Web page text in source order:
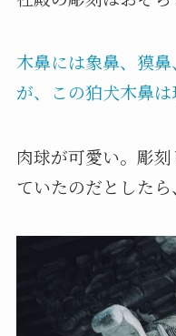
木鼻には象鼻、獏
が、この狛犬木鼻は
肉球が可愛い。彫
ていたのだとしたら